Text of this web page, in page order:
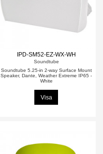
IPD-SM52-EZ-WX-WH
Soundtube
Soundtube 5.25-in 2-way Surface Mount
Speaker, Dante, Weather Extreme IP65 -
White
Visa